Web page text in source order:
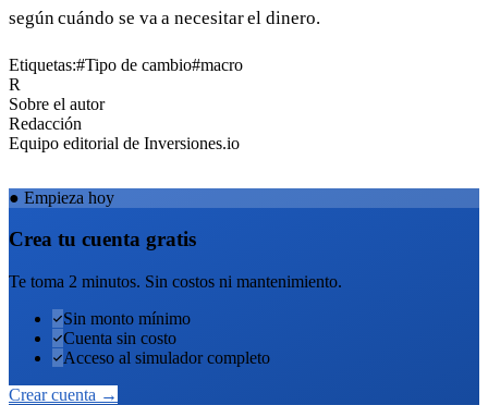
según cuándo se va a necesitar el dinero.
Etiquetas:#Tipo de cambio#macro
R
Sobre el autor
Redacción
Equipo editorial de Inversiones.io
● Empieza hoy
Crea tu cuenta gratis
Te toma 2 minutos. Sin costos ni mantenimiento.
Sin monto mínimo
Cuenta sin costo
Acceso al simulador completo
Crear cuenta →